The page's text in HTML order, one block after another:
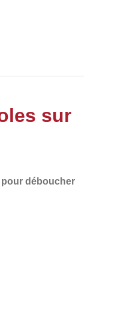
sur
pour déboucher